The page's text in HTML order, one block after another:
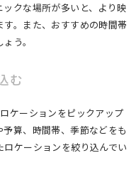
クな場所が多いと、より映
。また、おすすめの時間帯
う。
む
ケーションをピックアップ
算、時間帯、季節などをも
ケーションを絞り込んでい